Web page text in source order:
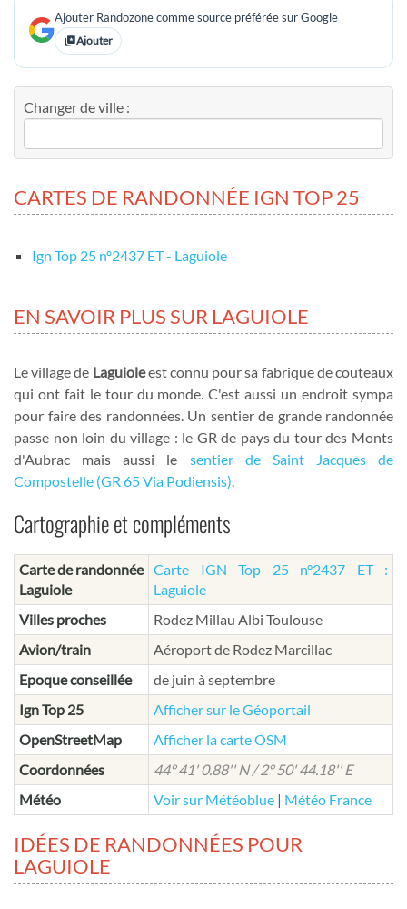
Ajouter Randozone comme source préférée sur Google
Ajouter
Changer de ville :
CARTES DE RANDONNÉE IGN TOP 25
Ign Top 25 nº2437 ET - Laguiole
EN SAVOIR PLUS SUR LAGUIOLE
Le village de Laguioleest connu pour sa fabrique de couteaux
qui ont fait le tour du monde. C'est aussi un endroit sympa
pour faire des randonnées. Un sentier de grande randonnée
passe non loin du village : le GR de pays du tour des Monts
d'Aubrac mais aussi le sentier de Saint Jacques de
Compostelle (GR 65 Via Podiensis).
Cartographie et compléments
Carte de randonnée
Laguiole
Carte IGN Top 25 n°2437 ET :
Laguiole
Villes proches
Rodez Millau Albi Toulouse
Avion/train
Aéroport de Rodez Marcillac
Epoque conseillée
de juin à septembre
Ign Top 25
Afficher sur le Géoportail
OpenStreetMap
Afficher la carte OSM
Coordonnées
44° 41' 0.88'' N / 2° 50' 44.18'' E
Météo
Voir sur Météoblue | Météo France
IDÉES DE RANDONNÉES POUR
LAGUIOLE